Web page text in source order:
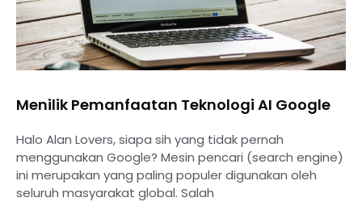
Menilik Pemanfaatan Teknologi AI Google
Halo Alan Lovers, siapa sih yang tidak pernah
menggunakan Google? Mesin pencari (search engine)
ini merupakan yang paling populer digunakan oleh
seluruh masyarakat global. Salah